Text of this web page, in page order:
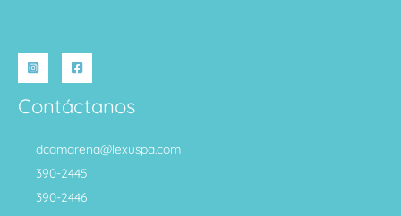
Contáctanos
dcamarena@lexuspa.com
390-2445
390-2446